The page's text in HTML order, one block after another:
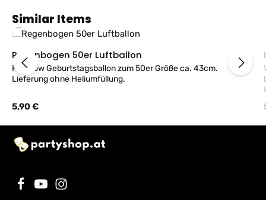
Produktgalerie überspringen
Similar Items
Regenbogen 50er Luftballon
Rainbow Geburtstagsballon zum 50er Größe ca. 43cm.
Lieferung ohne Heliumfüllung.
Regulärer Preis:
5,90 €